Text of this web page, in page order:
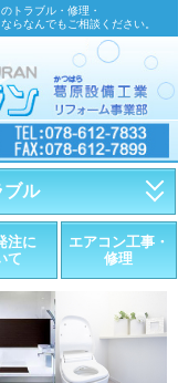
トラブル・修理・
らなんでもご相談ください。
ブル
注に
て
エアコン工事・
修理